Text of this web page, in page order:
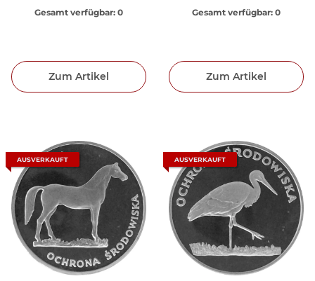
Gesamt verfügbar: 0
Zum Artikel
Gesamt verfügbar: 0
Zum Artikel
AUSVERKAUFT AUSVERKAUFT